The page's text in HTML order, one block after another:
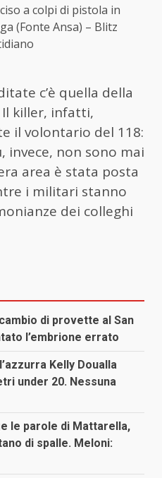
a colpi di pistola in
(Fonte Ansa) – Blitz
c’è quella della
Il killer, infatti,
il volontario del 118:
invece, non sono mai
area è stata posta
i militari stanno
dei colleghi
di provette al San
l’embrione errato
Kelly Doualla
under 20. Nessuna
le parole di Mattarella,
di spalle. Meloni: